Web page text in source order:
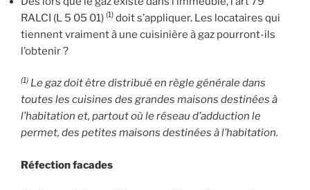
RALCI (L 5 05 01) (1) doit s’appliquer. Les locataires qui
tiennent vraiment à une cuisinière à gaz pourront-ils
l’obtenir ?
(1) Le gaz doit être distribué en règle générale dans
toutes les cuisines des grandes maisons destinées à
l’habitation et, partout où le réseau d’adduction le
permet, des petites maisons destinées à l’habitation.
Réfection facades